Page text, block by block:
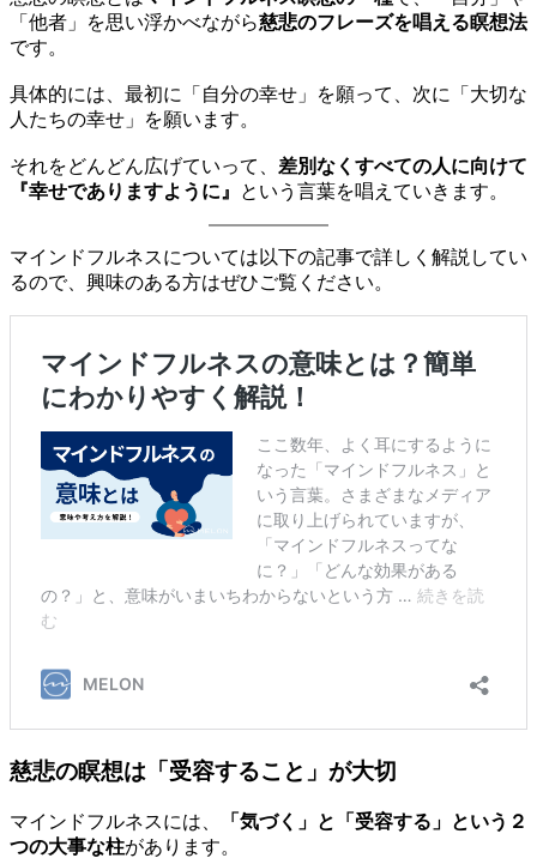
「他者」を思い浮かべながら慈悲のフレーズを唱える瞑想法
です。
具体的には、最初に「自分の幸せ」を願って、次に「大切な
人たちの幸せ」を願います。
それをどんどん広げていって、 差別なくすべての人に向けて
『幸せでありますように』
という言葉を唱えていきます。
マインドフルネスについては以下の記事で詳しく解説してい
るので、興味のある方はぜひご覧ください。
慈悲の瞑想は「受容すること」が大切
マインドフルネスには、
「気づく」と「受容する」という２
つの大事な柱があります。